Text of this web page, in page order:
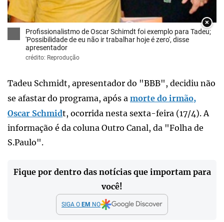
×
Profissionalistmo de Oscar Schimdt foi exemplo para Tadeu;
'Possibilidade de eu não ir trabalhar hoje é zero', disse
apresentador
crédito: Reprodução
Tadeu Schmidt, apresentador do "BBB", decidiu não
se afastar do programa, após a morte do irmão,
Oscar Schmidt, ocorrida nesta sexta-feira (17/4). A
informação é da coluna Outro Canal, da "Folha de
S.Paulo".
Fique por dentro das notícias que importam para
você!
SIGA O EM NO